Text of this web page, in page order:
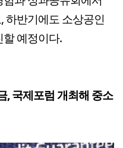
하반기에도 소상공인
예정이다.
국제포럼 개최해 중소